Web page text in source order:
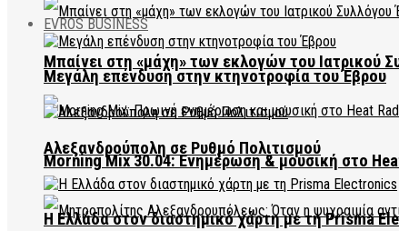
Μπαίνει στη «μάχη» των εκλογών του Ιατρικού
Morning Mix 30.04: Ενημέρωση & μουσική στο
EVROS BUSINESS
Μεγάλη επένδυση στην κτηνοτροφία του Έβρου
Αλεξανδρούπολη σε Ρυθμό Πολιτισμού
Η Ελλάδα στον διαστημικό χάρτη με τη Prisma